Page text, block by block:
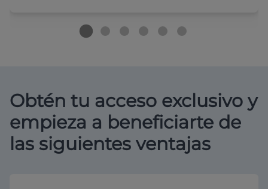
Obtén tu acceso exclusivo y
empieza a beneficiarte de
las siguientes ventajas